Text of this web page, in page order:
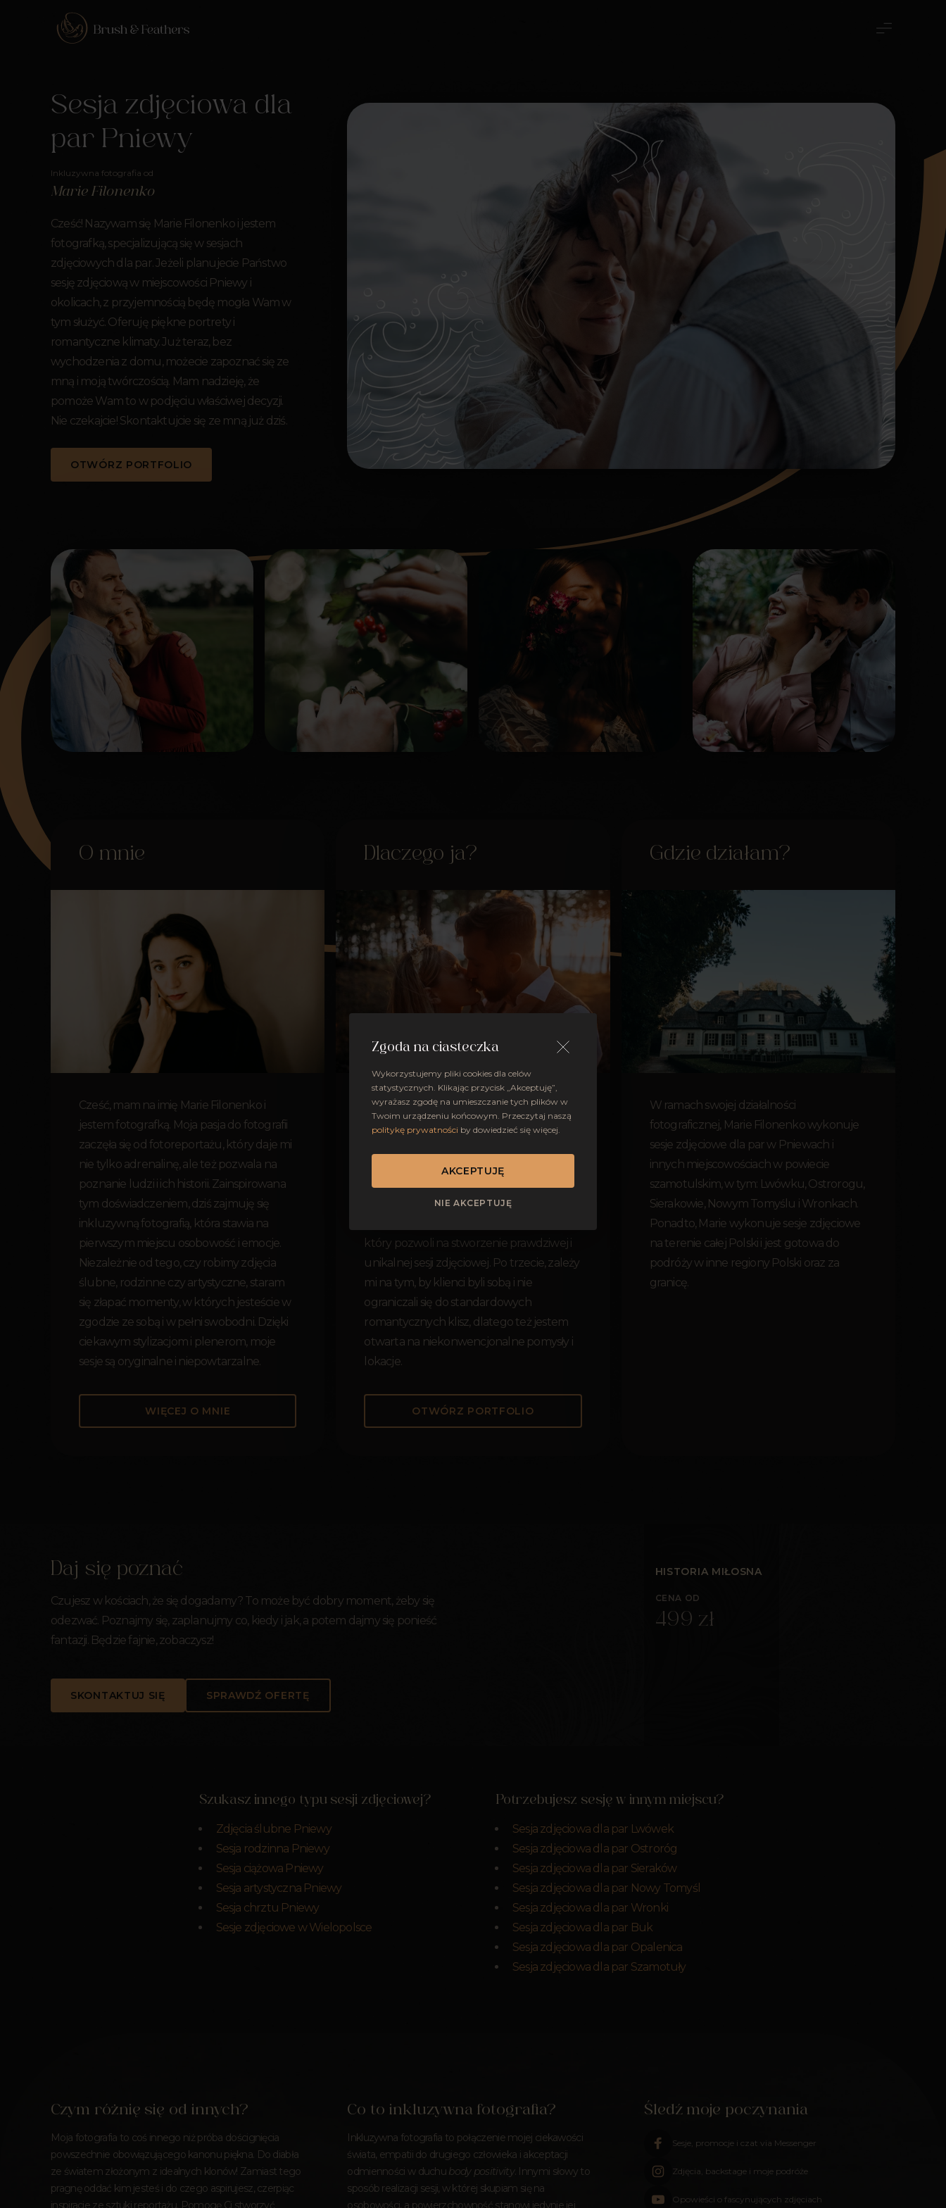
Sesja zdjęciowa dla
par Pniewy
Inkluzywna fotografia od
Marie Filonenko
Cześć! Nazywam się Marie Filonenko i jestem
fotografką, specjalizującą się w sesjach
zdjęciowych dla par. Jeżeli planujecie Państwo
sesję zdjęciową w miejscowości Pniewy i
okolicach, z przyjemnością będę mogła Wam w
tym służyć. Oferuję piękne portrety i
romantyczne klimaty. Już teraz, bez
wychodzenia z domu, możecie zapoznać się ze
mną i moją twórczością. Mam nadzieję, że
pomoże Wam to w podjęciu właściwej decyzji.
Nie czekajcie! Skontaktujcie się ze mną już dziś.
OTWÓRZ PORTFOLIO
O mnie
Cześć, mam na imię Marie Filonenko i
jestem fotografką. Moja pasja do fotografii
zaczęła się od fotoreportażu, który daje mi
nie tylko adrenalinę, ale też pozwala na
poznanie ludzi i ich historii. Zainspirowana
tym doświadczeniem, dziś zajmuję się
inkluzywną fotografią, która stawia na
pierwszym miejscu osobowość i emocje.
Niezależnie od tego, czy robimy zdjęcia
ślubne, rodzinne czy artystyczne, staram
się złapać momenty, w których jesteście w
zgodzie ze sobą i w pełni swobodni. Dzięki
ciekawym stylizacjom i plenerom, moje
sesje są oryginalne i niepowtarzalne.
WIĘCEJ O MNIE
Dlaczego ja?
Po pierwsze, sesje prowadzę w luźnej
atmosferze, gdzie rozmawiam z klientami
koryguję ustawienie i pozę, by wyglądali
jak najlepiej. Po drugie, staram się poznać
który pozwoli na stworzenie prawdziwej i
unikalnej sesji zdjęciowej. Po trzecie, zależy
mi na tym, by klienci byli sobą i nie
ograniczali się do standardowych
romantycznych klisz, dlatego też jestem
otwarta na niekonwencjonalne pomysły i
lokacje.
OTWÓRZ PORTFOLIO
Gdzie działam?
W ramach swojej działalności
fotograficznej, Marie Filonenko wykonuje
sesje zdjęciowe dla par w Pniewach i
innych miejscowościach w powiecie
szamotulskim, w tym: Lwówku, Ostrorogu,
Sierakowie, Nowym Tomyślu i Wronkach.
Ponadto, Marie wykonuje sesje zdjęciowe
na terenie całej Polski i jest gotowa do
podróży w inne regiony Polski oraz za
granicę.
Daj się poznać
Czujesz w kościach, że się dogadamy? To może być dobry moment, żeby się
odezwać. Poznajmy się, zaplanujmy co, kiedy i jak, a potem dajmy się ponieść
fantazji. Będzie fajnie, zobaczysz!
SKONTAKTUJ SIĘ SPRAWDŹ OFERTĘ
HISTORIA MIŁOSNA
CENA OD
499 zł
Szukasz innego typu sesji zdjęciowej?
Zdjęcia ślubne Pniewy
Sesja rodzinna Pniewy
Sesja ciążowa Pniewy
Sesja artystyczna Pniewy
Sesja chrztu Pniewy
Sesje zdjęciowe w Wielopolsce
Potrzebujesz sesję w innym miejscu?
Sesja zdjęciowa dla par Lwówek
Sesja zdjęciowa dla par Ostroróg
Sesja zdjęciowa dla par Sieraków
Sesja zdjęciowa dla par Nowy Tomyśl
Sesja zdjęciowa dla par Wronki
Sesja zdjęciowa dla par Buk
Sesja zdjęciowa dla par Opalenica
Sesja zdjęciowa dla par Szamotuły
Czym różnię się od innych?
Moja fotografia to coś innego niż próba doścignięcia
powszechnie obowiązującego kanonu piękna. Do diabła
ze światem złożonym z idealnych klonów! Zamiast tego
pragnę oddać kim jesteś i do czego aspirujesz, czerpiąc
inspiracje ze sztuki reportażu. Pomogę Ci stworzyć
Co to inkluzywna fotografia?
Inkluzywna fotografia to połączenie mojej ciekawości
świata, empatii do drugiego człowieka i akceptacji
odmienności w duchu body positivity. Innymi słowy to
sposób realizacji sesji, w której skupiam się na
osobowości, a powierzchowność stanowi jedynie jej
Śledź moje poczynania
Sesje, promocje i czat via Messenger
Zdjęcia, backstage i moje podróże
Opowieści o fascynujących zdjęciach
Zgoda na ciasteczka
Wykorzystujemy pliki cookies dla celów
statystycznych. Klikając przycisk „Akceptuję”,
wyrażasz zgodę na umieszczanie tych plików w
Twoim urządzeniu końcowym. Przeczytaj naszą
politykę prywatności by dowiedzieć się więcej.
AKCEPTUJĘ
NIE AKCEPTUJĘ